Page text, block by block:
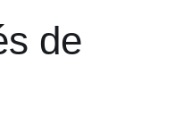
de